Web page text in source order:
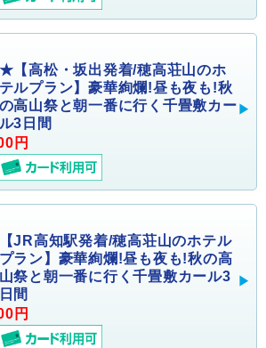
★【高松・坂出発着/穂高荘山のホ
テルプラン】豪華絢爛!昼も夜も!秋
の高山祭と朝一番に行く千畳敷カー
ル3日間
円
【JR高知駅発着/穂高荘山のホテル
プラン】豪華絢爛!昼も夜も!秋の高
山祭と朝一番に行く千畳敷カール3
日間
円